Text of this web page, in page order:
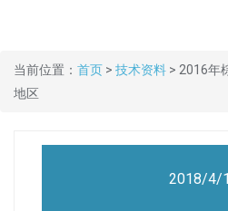
当前位置： 首页 > 技术资料 > 2016年
地区
2018/4/